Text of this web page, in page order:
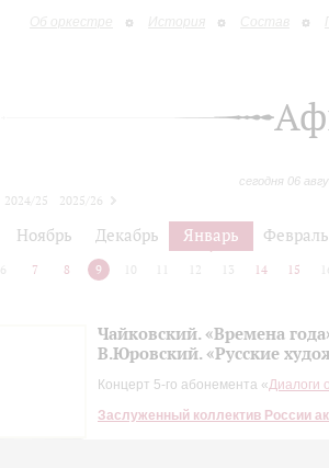
Об оркестре История Состав
сегодня 06
2024/25
2025/26
Ноябрь Декабрь Январь Февраль
6 7 8 9 10 12 13 14 15
Чайковский. «Времена
В.Юровский. «Русские
Концерт 5-го абонемента «Диалоги
Заслуженный коллектив России